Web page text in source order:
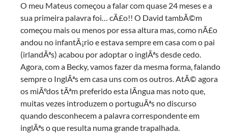
O meu Mateus começou a falar com quase 24 meses e a
sua primeira palavra foi… cÃ£o!! O David tambÃ©m
começou mais ou menos por essa altura mas, como nÃ£o
andou no infantÃ¡rio e estava sempre em casa com o pai
(irlandÃªs) acabou por adoptar o inglÃªs desde cedo.
Agora, com a Becky, vamos fazer da mesma forma, falando
sempre o InglÃªs em casa uns com os outros. AtÃ© agora
os miÃºdos tÃªm preferido esta lÃ­ngua mas noto que,
muitas vezes introduzem o portuguÃªs no discurso
quando desconhecem a palavra correspondente em
inglÃªs o que resulta numa grande trapalhada.